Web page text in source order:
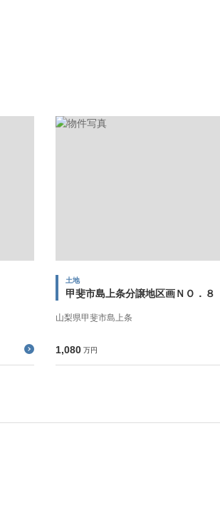
土地
甲斐市島上条分譲地区画ＮＯ．８
山梨県甲斐市島上条
1,080 万円